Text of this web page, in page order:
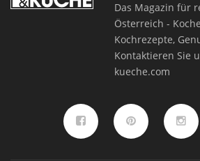
Das Magazin für
Österreich -
Kochrezepte,
Kontaktieren Sie
kueche.com